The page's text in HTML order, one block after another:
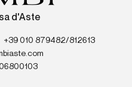
d'Aste
+39 010 879482/812613